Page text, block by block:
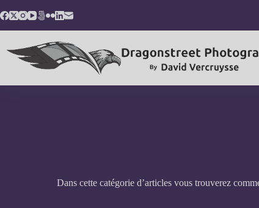
au
Dans cette catégorie d’articles vous trouverez